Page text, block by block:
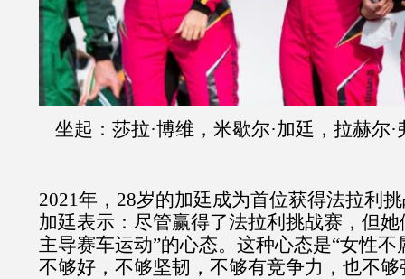
坐起：莎拉·博维，米歇尔·加廷，拉赫尔·
2021年， 28岁的加廷成为首位获得法拉利
加廷表示：尽管赢得了法拉利挑战赛，但
主导赛车运动”的心态。这种心态是“女性
不够好，不够坚韧，不够有竞争力，也不